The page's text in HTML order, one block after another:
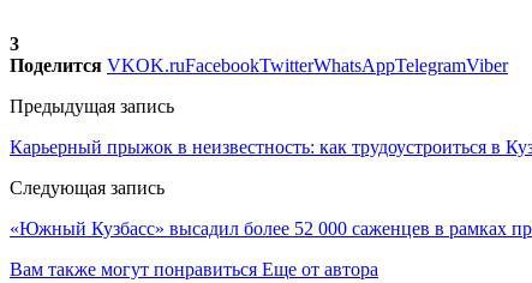
3
Поделится VKOK.ruFacebookTwitterWhatsAppTelegramViber
Предыдущая запись
Карьерный прыжок в неизвестность: как трудоустроиться в
Следующая запись
«Южный Кузбасс» высадил более 52 000 саженцев в рамках
Вам также могут понравиться Еще от автора